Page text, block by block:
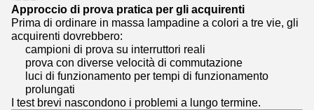
Approccio di prova pratica per gli acquirenti
Prima di ordinare in massa lampadine a colori a tre vie, gli
acquirenti dovrebbero:
campioni di prova su interruttori reali
prova con diverse velocità di commutazione
luci di funzionamento per tempi di funzionamento
prolungati
I test brevi nascondono i problemi a lungo termine.